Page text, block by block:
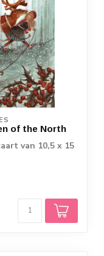
of the North
van 10,5 x 15